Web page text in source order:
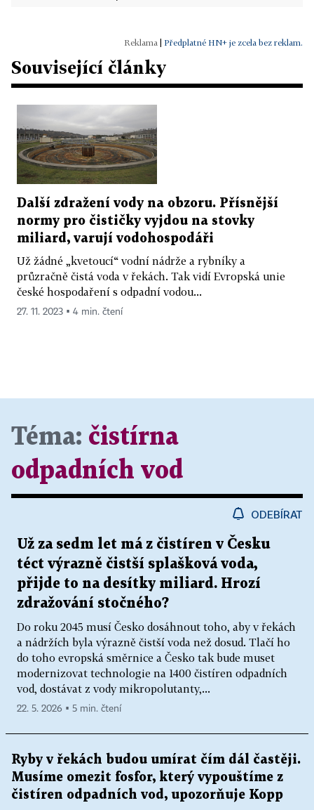
Předplatné HN+ je zcela bez reklam.
Související články
Další zdražení vody na obzoru. Přísnější
normy pro čističky vyjdou na stovky
miliard, varují vodohospodáři
Už žádné „kvetoucí“ vodní nádrže a rybníky a
průzračně čistá voda v řekách. Tak vidí Evropská unie
české hospodaření s odpadní vodou...
27. 11. 2023 ▪ 4 min. čtení
Téma: čistírna
odpadních vod
ODEBÍRAT
Už za sedm let má z čistíren v Česku
téct výrazně čistší splašková voda,
přijde to na desítky miliard. Hrozí
zdražování stočného?
Do roku 2045 musí Česko dosáhnout toho, aby v řekách
a nádržích byla výrazně čistší voda než dosud. Tlačí ho
do toho evropská směrnice a Česko tak bude muset
modernizovat technologie na 1400 čistíren odpadních
vod, dostávat z vody mikropolutanty,...
22. 5. 2026 ▪ 5 min. čtení
Ryby v řekách budou umírat čím dál častěji.
Musíme omezit fosfor, který vypouštíme z
čistíren odpadních vod, upozorňuje Kopp